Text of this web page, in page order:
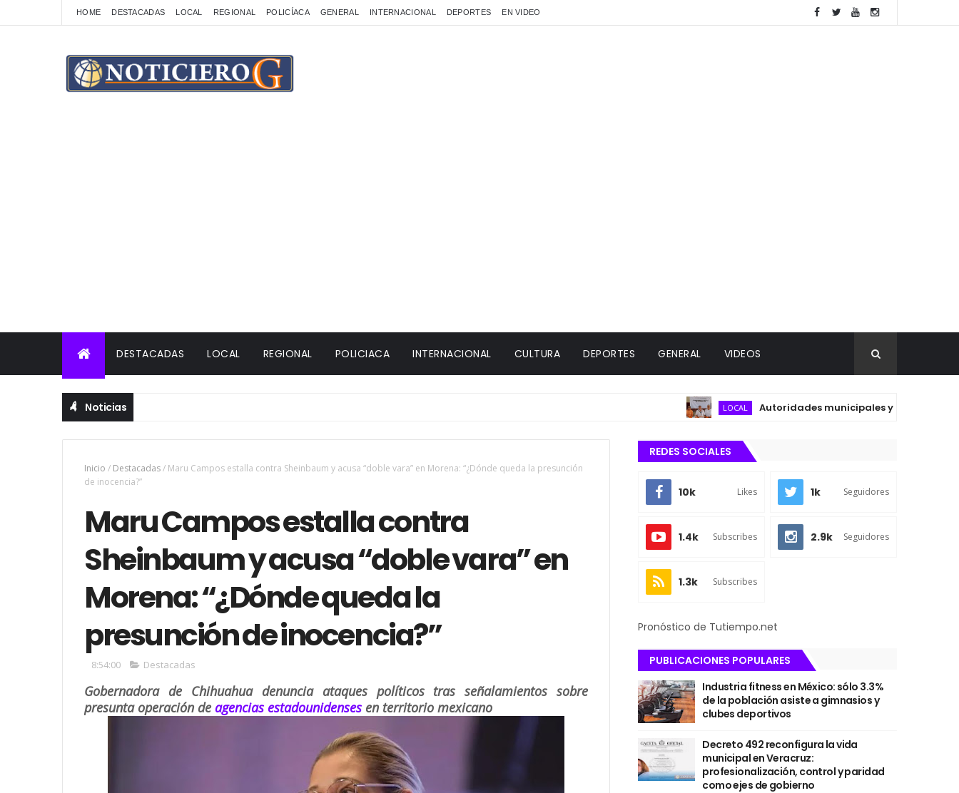
HOME DESTACADAS LOCAL REGIONAL POLICÍACA GENERAL INTERNACIONAL DEPORTES EN VIDEO
DESTACADAS LOCAL REGIONAL POLICIACA INTERNACIONAL CULTURA DEPORTES GENERAL VIDEOS
Noticias LOCAL Autoridades municipales y del sector salud
Inicio / Destacadas/ Maru Campos estalla contra Sheinbaum y acusa “doble vara” en Morena: “¿Dónde queda la presunción
de inocencia?”
Maru Campos estalla contra
Sheinbaum y acusa “doble vara” en
Morena: “¿Dónde queda la
presunción de inocencia?”
8:54:00 Destacadas
Gobernadora de Chihuahua denuncia ataques políticos tras señalamientos sobre
presunta operación de agencias estadounidenses en territorio mexicano
REDES SOCIALES
10k Likes 1k Seguidores
1.4k Subscribes 2.9k Seguidores
1.3k Subscribes
Pronóstico de Tutiempo.net
PUBLICACIONES POPULARES
Industria fitness en México: sólo 3.3%
de la población asiste a gimnasios y
clubes deportivos
Decreto 492 reconfigura la vida
municipal en Veracruz:
profesionalización, control y paridad
como ejes de gobierno